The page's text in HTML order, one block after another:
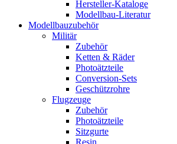
Hersteller-Kataloge
Modellbau-Literatur
Modellbauzubehör
Militär
Zubehör
Ketten & Räder
Photoätzteile
Conversion-Sets
Geschützrohre
Flugzeuge
Zubehör
Photoätzteile
Sitzgurte
Resin